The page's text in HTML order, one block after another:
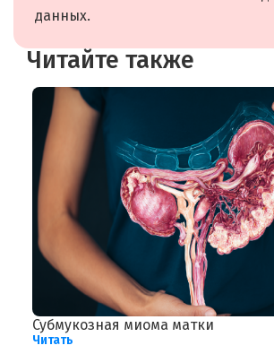
данных.
Читайте также
Субмукозная миома матки
Читать